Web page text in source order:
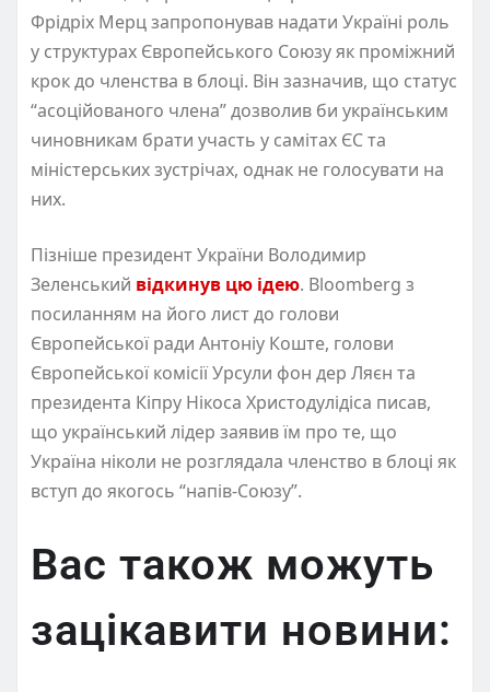
Фрідріх Мерц запропонував надати Україні роль
у структурах Європейського Союзу як проміжний
крок до членства в блоці. Він зазначив, що статус
“асоційованого члена” дозволив би українським
чиновникам брати участь у самітах ЄС та
міністерських зустрічах, однак не голосувати на
них.
Пізніше президент України Володимир
Зеленський відкинув цю ідею. Bloomberg з
посиланням на його лист до голови
Європейської ради Антоніу Коште, голови
Європейської комісії Урсули фон дер Ляєн та
президента Кіпру Нікоса Христодулідіса писав,
що український лідер заявив їм про те, що
Україна ніколи не розглядала членство в блоці як
вступ до якогось “напів-Союзу”.
Вас також можуть
зацікавити новини: